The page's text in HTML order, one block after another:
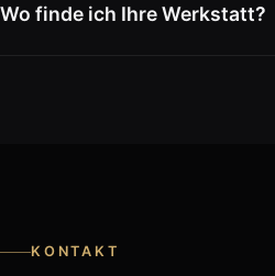
Wo finde ich Ihre Werkstatt?
KONTAKT